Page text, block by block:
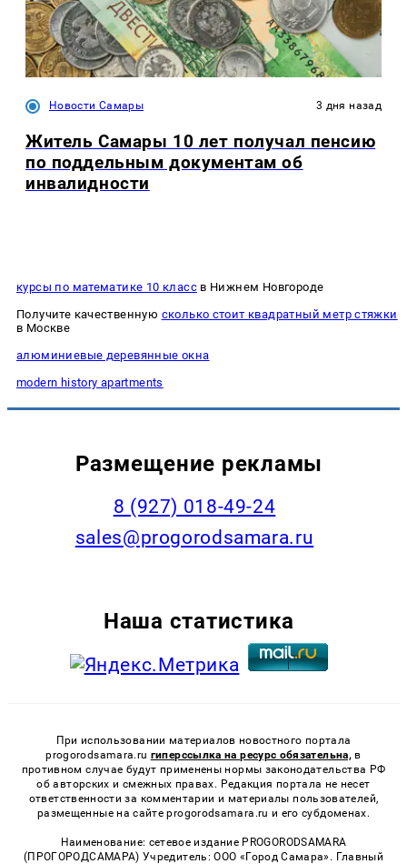
Новости Самары 3 дня назад
Житель Самары 10 лет получал пенсию
по поддельным документам об
инвалидности
курсы по математике 10 классв Нижнем Новгороде
Получите качественную сколько стоит квадратный метр стяжки
в Москве
алюминиевые деревянные окна
modern history apartments
Размещение рекламы
8 (927) 018-49-24
sales@progorodsamara.ru
Наша статистика
При использовании материалов новостного портала
progorodsamara.ru гиперссылка на ресурс обязательна, в
противном случае будут применены нормы законодательства РФ
об авторских и смежных правах. Редакция портала не несет
ответственности за комментарии и материалы пользователей,
размещенные на сайте progorodsamara.ru и его субдоменах.
Наименование: сетевое издание PROGORODSAMARA
(ПРОГОРОДСАМАРА) Учредитель: ООО «Город Самара». Главный